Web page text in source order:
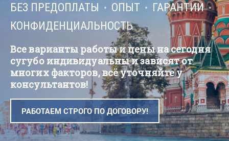
БЕЗ ПРЕДОПЛАТЫ ОПЫТ
ГАРАНТИИ
КОНФИДЕНЦИАЛЬНОСТЬ
Все варианты работы и цены на сегодня
сугубо индивидуальны и зависят от
многих факторов, всё уточняйте у
консультантов!
РАБОТАЕМ СТРОГО ПО ДОГОВОРУ!